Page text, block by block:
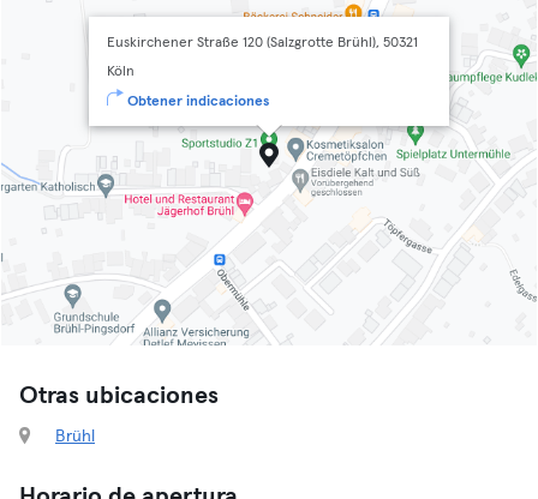
Euskirchener Straße 120 (Salzgrotte Brühl), 50321
Köln
Obtener indicaciones
Otras ubicaciones
Brühl